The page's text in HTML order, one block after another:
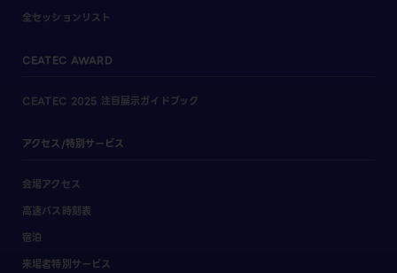
全セッションリスト
CEATEC AWARD
CEATEC 2025 注目展示ガイドブック
アクセス/特別サービス
会場アクセス
高速バス時刻表
宿泊
来場者特別サービス